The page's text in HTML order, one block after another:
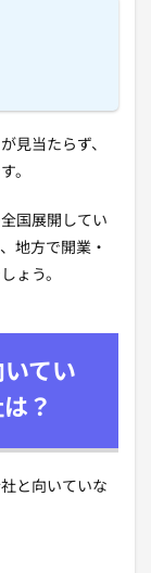
見当たらず、
。
国展開してい
地方で開業・
ょう。
てい
？
と向いていな